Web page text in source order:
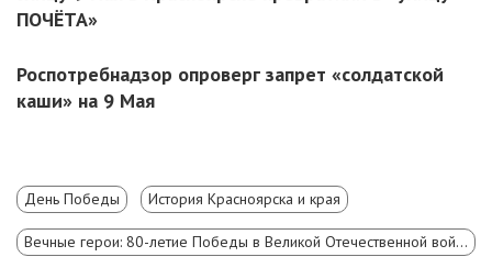
ПОЧЁТА»
Роспотребнадзор опроверг запрет «солдатской
каши» на 9 Мая
День Победы История Красноярска и края
Вечные герои: 80-летие Победы в Великой Отечественной войне